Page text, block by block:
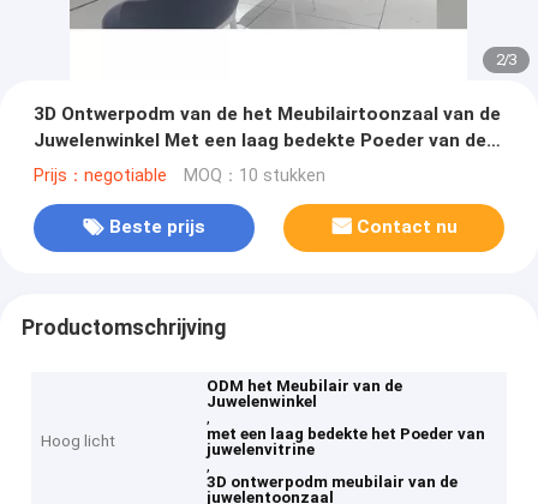
2/3
3D Ontwerpodm van de het Meubilairtoonzaal van de
Juwelenwinkel Met een laag bedekte Poeder van de
Juwelenvitrine
Prijs：negotiable MOQ：10 stukken
Beste prijs Contact nu
Productomschrijving
Hoog licht
ODM het Meubilair van de
Juwelenwinkel
,
met een laag bedekte het Poeder van
juwelenvitrine
,
3D ontwerpodm meubilair van de
juwelentoonzaal